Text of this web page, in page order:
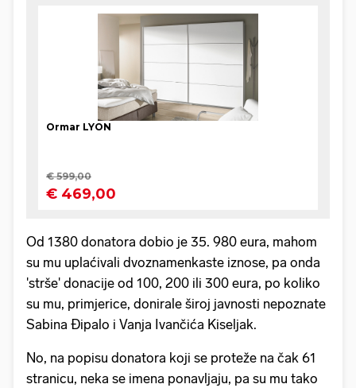
Od 1380 donatora dobio je 35. 980 eura, mahom
su mu uplaćivali dvoznamenkaste iznose, pa onda
'strše' donacije od 100, 200 ili 300 eura, po koliko
su mu, primjerice, donirale široj javnosti nepoznate
Sabina Đipalo i Vanja Ivančića Kiseljak.
No, na popisu donatora koji se proteže na čak 61
stranicu, neka se imena ponavljaju, pa su mu tako